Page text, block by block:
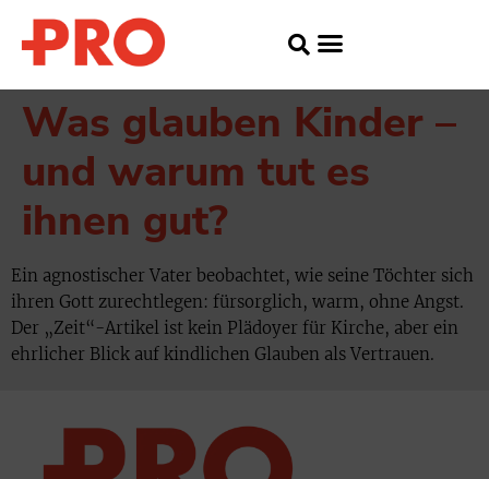
Was glauben Kinder –
und warum tut es
ihnen gut?
Ein agnostischer Vater beobachtet, wie seine Töchter sich
ihren Gott zurechtlegen: fürsorglich, warm, ohne Angst.
Der „Zeit“-Artikel ist kein Plädoyer für Kirche, aber ein
ehrlicher Blick auf kindlichen Glauben als Vertrauen.